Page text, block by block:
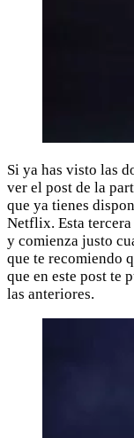
Si ya has visto las
ver el post de la
que ya tienes
Netflix. Esta
y comienza justo
que te recomiendo
que en este post te
las anteriores.